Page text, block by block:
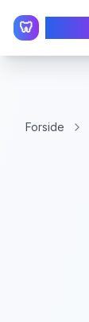
🦷
Forside